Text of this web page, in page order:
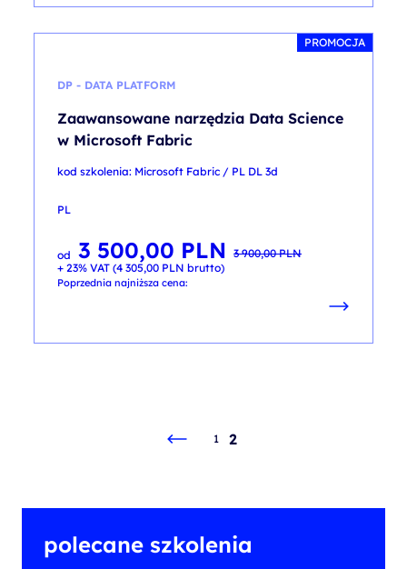
polecane szkolenia
PROMOCJA
DP - DATA PLATFORM
Zaawansowane narzędzia Data Science
w Microsoft Fabric
kod szkolenia: Microsoft Fabric / PL DL 3d
PL
od 3 900,00PLN
Pierwotna
cena
wynosiła:
3 900,00 PLN.
3 500,00 PLN
Aktualna
cena
wynosi:
3 500,00 PLN.
+ 23% VAT (4 305,00 PLN brutto)
Poprzednia najniższa cena:
1 2